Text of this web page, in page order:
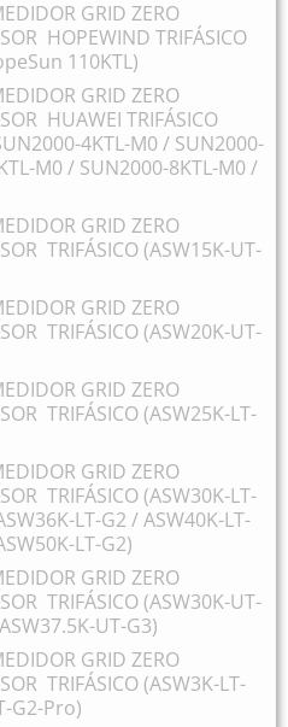
GRID ZERO
HOPEWIND TRIFÁSICO
110KTL)
GRID ZERO
HUAWEI TRIFÁSICO
4KTL-M0 / SUN2000-
M0 / SUN2000-8KTL-M0 /
GRID ZERO
TRIFÁSICO (ASW15K-UT-
GRID ZERO
TRIFÁSICO (ASW20K-UT-
GRID ZERO
TRIFÁSICO (ASW25K-LT-
GRID ZERO
TRIFÁSICO (ASW30K-LT-
LT-G2 / ASW40K-LT-
LT-G2)
GRID ZERO
TRIFÁSICO (ASW30K-UT-
UT-G3)
GRID ZERO
TRIFÁSICO (ASW3K-LT-
G2-Pro)